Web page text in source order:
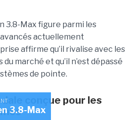
3.8-Max
3.8-Max figure parmi les
actuellement
affirme qu’il rivalise avec les
marché et qu’il n’est dépassé
de pointe.
conçue pour les